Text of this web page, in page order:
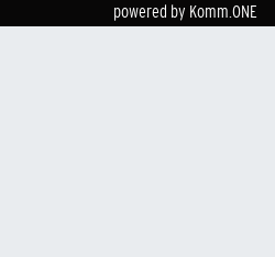
powered by Komm.ONE